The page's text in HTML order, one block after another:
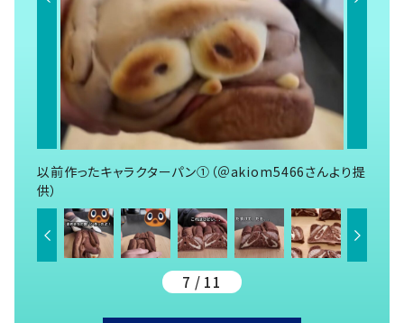
以前作ったキャラクターパン①（＠akiom5466さんより提
供）
7 / 11